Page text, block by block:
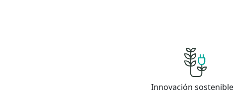
Innovación